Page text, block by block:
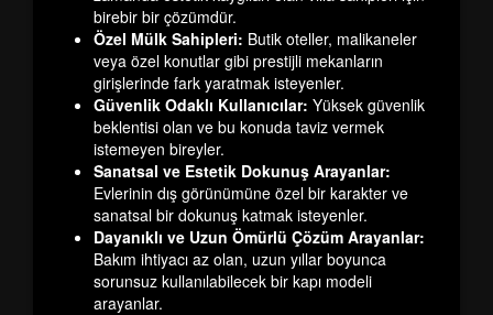
birebir bir çözümdür.
Özel Mülk Sahipleri: Butik oteller, malikaneler
veya özel konutlar gibi prestijli mekanların
girişlerinde fark yaratmak isteyenler.
Güvenlik Odaklı Kullanıcılar: Yüksek güvenlik
beklentisi olan ve bu konuda taviz vermek
istemeyen bireyler.
Sanatsal ve Estetik Dokunuş Arayanlar:
Evlerinin dış görünümüne özel bir karakter ve
sanatsal bir dokunuş katmak isteyenler.
Dayanıklı ve Uzun Ömürlü Çözüm Arayanlar:
Bakım ihtiyacı az olan, uzun yıllar boyunca
sorunsuz kullanılabilecek bir kapı modeli
arayanlar.